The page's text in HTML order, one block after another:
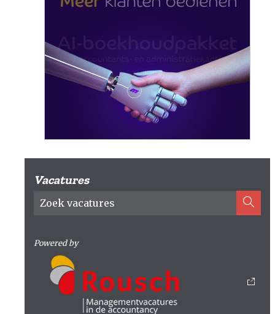
Vacatures
Powered by